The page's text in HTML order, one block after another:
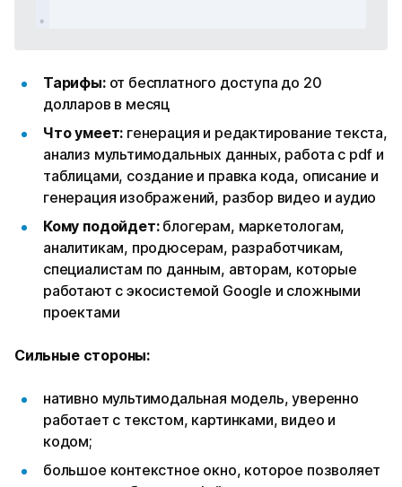
Тарифы: от бесплатного доступа до 20
долларов в месяц
Что умеет: генерация и редактирование текста,
анализ мультимодальных данных, работа с pdf и
таблицами, создание и правка кода, описание и
генерация изображений, разбор видео и аудио
Кому подойдет: блогерам, маркетологам,
аналитикам, продюсерам, разработчикам,
специалистам по данным, авторам, которые
работают с экосистемой Google и сложными
проектами
Сильные стороны:
нативно мультимодальная модель, уверенно
работает с текстом, картинками, видео и
кодом;
большое контекстное окно, которое позволяет